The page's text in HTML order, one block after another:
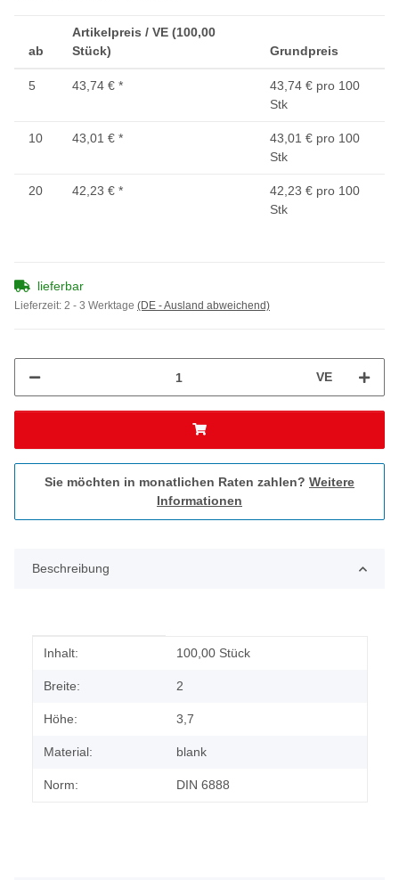
ab
Artikelpreis / VE (100,00
Stück)
Grundpreis
5 43,74 € *
43,74 € pro 100
Stk
10 43,01 € *
43,01 € pro 100
Stk
20 42,23 € *
42,23 € pro 100
Stk
lieferbar
Lieferzeit: 2 - 3 Werktage (DE - Ausland abweichend)
VE
Sie möchten in monatlichen Raten zahlen? Weitere
Informationen
Beschreibung
Produkteigenschaft
Wert
Inhalt: 100,00 Stück
Breite: 2
Höhe: 3,7
Material: blank
Norm: DIN 6888